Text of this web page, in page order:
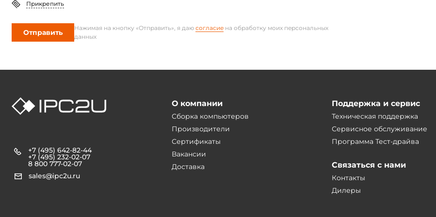
Прикрепить
Отправить Нажимая на кнопку «Отправить», я даю согласие на обработку моих персональных
данных
+7 (495) 642-82-44
+7 (495) 232-02-07
8 800 777-02-07
sales@ipc2u.ru
О компании
Сборка компьютеров
Производители
Сертификаты
Вакансии
Доставка
Поддержка и сервис
Техническая поддержка
Сервисное обслуживание
Программа Тест-драйва
Связаться с нами
Контакты
Дилеры